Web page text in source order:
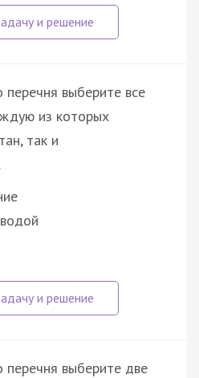
выберите все
из которых
так и
выберите две